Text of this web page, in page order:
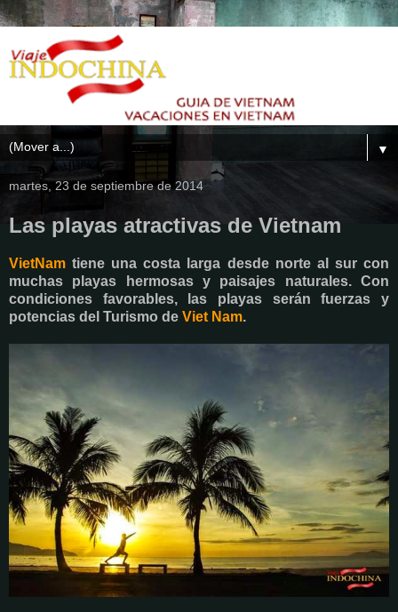
▼
martes, 23 de septiembre de 2014
Las playas atractivas de Vietnam
VietNam tiene una costa larga desde norte al sur con
muchas playas hermosas y paisajes naturales. Con
condiciones favorables, las playas serán fuerzas y
potencias del Turismo de Viet Nam.